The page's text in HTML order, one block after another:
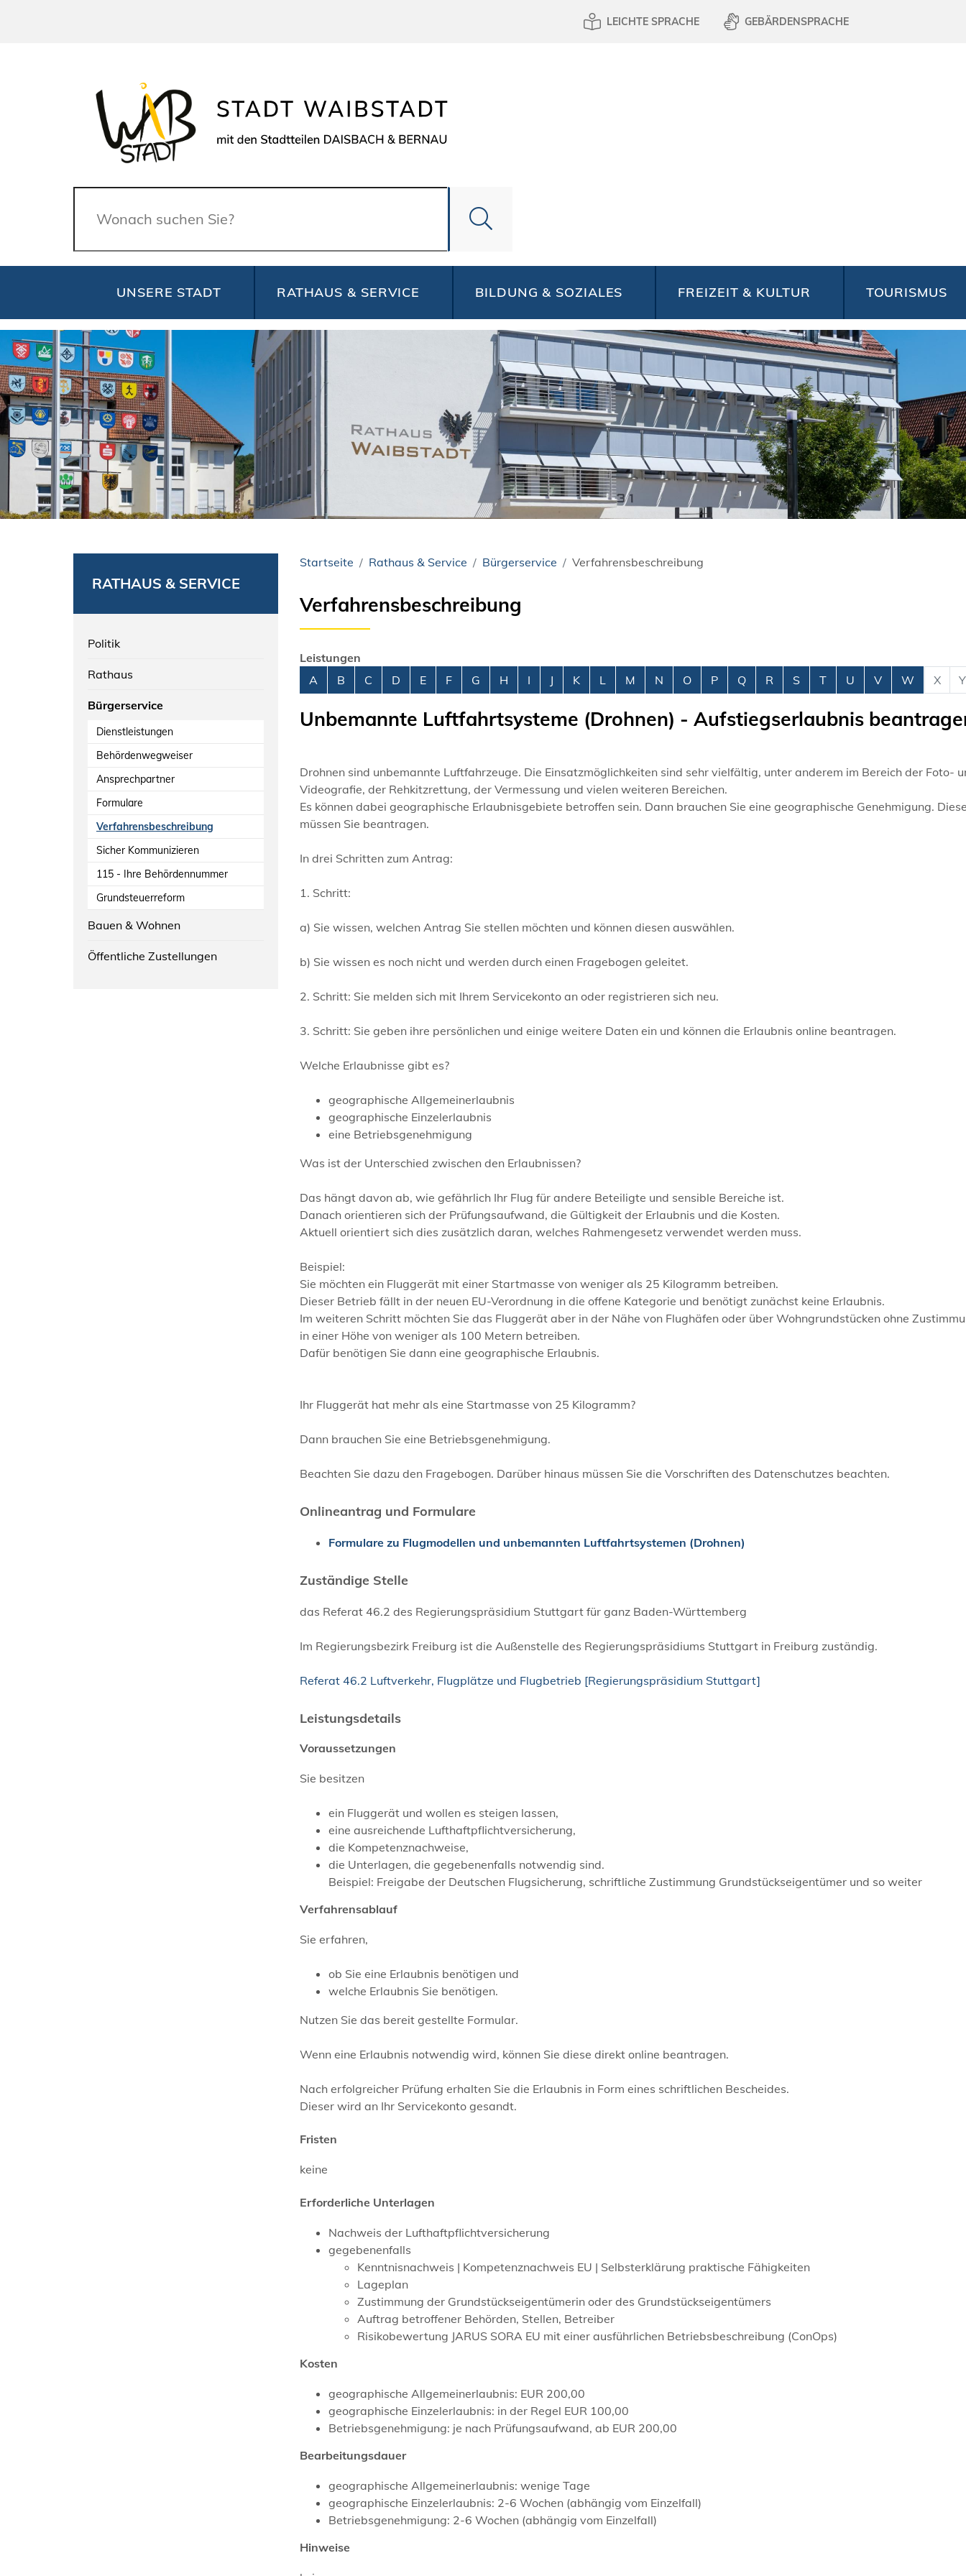
LEICHTE SPRACHE GEBÄRDENSPRACHE
Suche
UNSERE STADT RATHAUS & SERVICE BILDUNG & SOZIALES FREIZEIT & KULTUR TOURISMUS
RATHAUS & SERVICE
Politik
Rathaus
Bürgerservice
Dienstleistungen
Behördenwegweiser
Ansprechpartner
Formulare
Verfahrensbeschreibung
Sicher Kommunizieren
115 - Ihre Behördennummer
Grundsteuerreform
Bauen & Wohnen
Öffentliche Zustellungen
Startseite Rathaus & Service Bürgerservice Verfahrensbeschreibung
Verfahrensbeschreibung
Leistungen
Alphabetisches Register überspringen
A B C D E F G H I J K L M N O P Q R S T U V W X Y
Unbemannte Luftfahrtsysteme (Drohnen) - Aufstiegserlaubnis
Drohnen sind unbemannte Luftfahrzeuge. Die Einsatzmöglichkeiten sind sehr vielfältig, unter anderem im Bereich der Foto-
Videografie, der Rehkitzrettung, der Vermessung und vielen weiteren Bereichen.
Es können dabei geographische Erlaubnisgebiete betroffen sein. Dann brauchen Sie eine geographische Genehmigung.
müssen Sie beantragen.
In drei Schritten zum Antrag:
1. Schritt:
a) Sie wissen, welchen Antrag Sie stellen möchten und können diesen auswählen.
b) Sie wissen es noch nicht und werden durch einen Fragebogen geleitet.
2. Schritt: Sie melden sich mit Ihrem Servicekonto an oder registrieren sich neu.
3. Schritt: Sie geben ihre persönlichen und einige weitere Daten ein und können die Erlaubnis online beantragen.
Welche Erlaubnisse gibt es?
geographische Allgemeinerlaubnis
geographische Einzelerlaubnis
eine Betriebsgenehmigung
Was ist der Unterschied zwischen den Erlaubnissen?
Das hängt davon ab, wie gefährlich Ihr Flug für andere Beteiligte und sensible Bereiche ist.
Danach orientieren sich der Prüfungsaufwand, die Gültigkeit der Erlaubnis und die Kosten.
Aktuell orientiert sich dies zusätzlich daran, welches Rahmengesetz verwendet werden muss.
Beispiel:
Sie möchten ein Fluggerät mit einer Startmasse von weniger als 25 Kilogramm betreiben.
Dieser Betrieb fällt in der neuen EU-Verordnung in die offene Kategorie und benötigt zunächst keine Erlaubnis.
Im weiteren Schritt möchten Sie das Fluggerät aber in der Nähe von Flughäfen oder über Wohngrundstücken ohne
in einer Höhe von weniger als 100 Metern betreiben.
Dafür benötigen Sie dann eine geographische Erlaubnis.
Ihr Fluggerät hat mehr als eine Startmasse von 25 Kilogramm?
Dann brauchen Sie eine Betriebsgenehmigung.
Beachten Sie dazu den Fragebogen. Darüber hinaus müssen Sie die Vorschriften des Datenschutzes beachten.
Onlineantrag und Formulare
Formulare zu Flugmodellen und unbemannten Luftfahrtsystemen (Drohnen)
Zuständige Stelle
das Referat 46.2 des Regierungspräsidium Stuttgart für ganz Baden-Württemberg
Im Regierungsbezirk Freiburg ist die Außenstelle des Regierungspräsidiums Stuttgart in Freiburg zuständig.
Referat 46.2 Luftverkehr, Flugplätze und Flugbetrieb [Regierungspräsidium Stuttgart]
Leistungsdetails
Voraussetzungen
Sie besitzen
ein Fluggerät und wollen es steigen lassen,
eine ausreichende Lufthaftpflichtversicherung,
die Kompetenznachweise,
die Unterlagen, die gegebenenfalls notwendig sind.
Beispiel: Freigabe der Deutschen Flugsicherung, schriftliche Zustimmung Grundstückseigentümer und so weiter
Verfahrensablauf
Sie erfahren,
ob Sie eine Erlaubnis benötigen und
welche Erlaubnis Sie benötigen.
Nutzen Sie das bereit gestellte Formular.
Wenn eine Erlaubnis notwendig wird, können Sie diese direkt online beantragen.
Nach erfolgreicher Prüfung erhalten Sie die Erlaubnis in Form eines schriftlichen Bescheides.
Dieser wird an Ihr Servicekonto gesandt.
Fristen
keine
Erforderliche Unterlagen
Nachweis der Lufthaftpflichtversicherung
gegebenenfalls
Kenntnisnachweis | Kompetenznachweis EU | Selbsterklärung praktische Fähigkeiten
Lageplan
Zustimmung der Grundstückseigentümerin oder des Grundstückseigentümers
Auftrag betroffener Behörden, Stellen, Betreiber
Risikobewertung JARUS SORA EU mit einer ausführlichen Betriebsbeschreibung (ConOps)
Kosten
geographische Allgemeinerlaubnis: EUR 200,00
geographische Einzelerlaubnis: in der Regel EUR 100,00
Betriebsgenehmigung: je nach Prüfungsaufwand, ab EUR 200,00
Bearbeitungsdauer
geographische Allgemeinerlaubnis: wenige Tage
geographische Einzelerlaubnis: 2-6 Wochen (abhängig vom Einzelfall)
Betriebsgenehmigung: 2-6 Wochen (abhängig vom Einzelfall)
Hinweise